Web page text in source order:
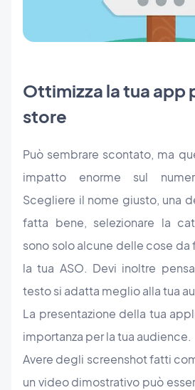
Ottimizza la tua app
store
Può sembrare scontato, ma
impatto enorme sul
Scegliere il nome giusto, una
fatta bene, selezionare la
sono solo alcune delle cose da
la tua ASO. Devi inoltre
testo si adatta meglio alla tua
La presentazione della tua
importanza per la tua audience.
Avere degli screenshot fatti
un video dimostrativo può